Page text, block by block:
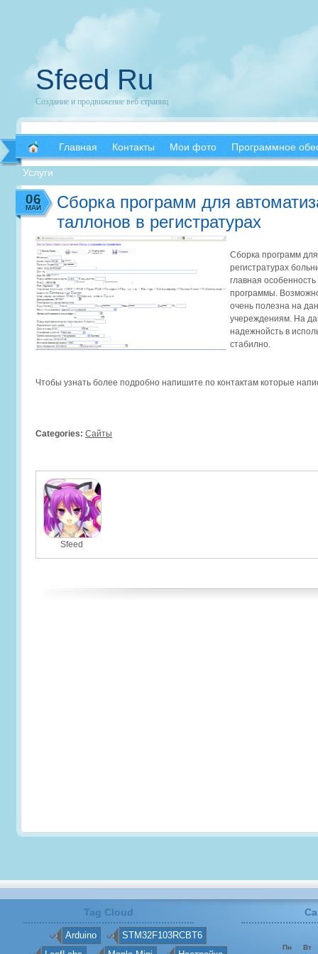
Sfeed Ru
Создание и продвижение веб страниц
Главная Контакты Мои фото Программное
Услуги
Сборка программ для
таллонов в регистратурах
Сборка программ
регистратурах
главная
программы.
очень полезна на
учереждениям. На
надежнойсть в
стабилно.
Чтобы узнать более подробно напишите по контактам которые
06
МАЙ
Categories: Сайты
Sfeed
Tag Cloud
Arduino
STM32F103RCBT6
Пн Вт